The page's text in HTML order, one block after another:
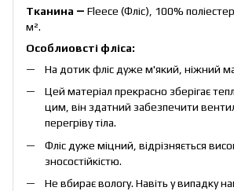
Тканина ― Fleece (Фліс), 100%
м².
Особлиовсті фліса:
На дотик фліс дуже м'який, ніжний
Цей матеріал прекрасно зберігає
цим, він здатний забезпечити
перегріву тіла.
Фліс дуже міцний, відрізняється
зносостійкістю.
Не вбирає вологу. Навіть у випадку